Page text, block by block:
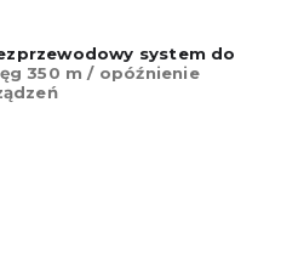
system do
350 m / opóźnienie